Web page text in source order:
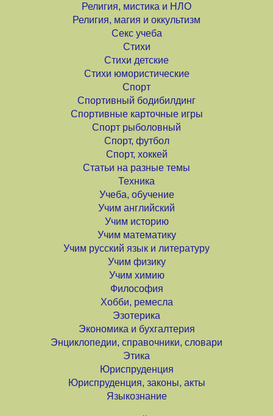
Религия, мистика и НЛО
Религия, магия и оккультизм
Секс учеба
Стихи
Стихи детские
Стихи юмористические
Спорт
Спортивный бодибилдинг
Спортивные карточные игры
Спорт рыболовный
Спорт, футбол
Спорт, хоккей
Статьи на разные темы
Техника
Учеба, обучение
Учим английский
Учим историю
Учим математику
Учим русский язык и литературу
Учим физику
Учим химию
Философия
Хобби, ремесла
Эзотерика
Экономика и бухгалтерия
Энциклопедии, справочники, словари
Этика
Юриспруденция
Юриспруденция, законы, акты
Языкознание